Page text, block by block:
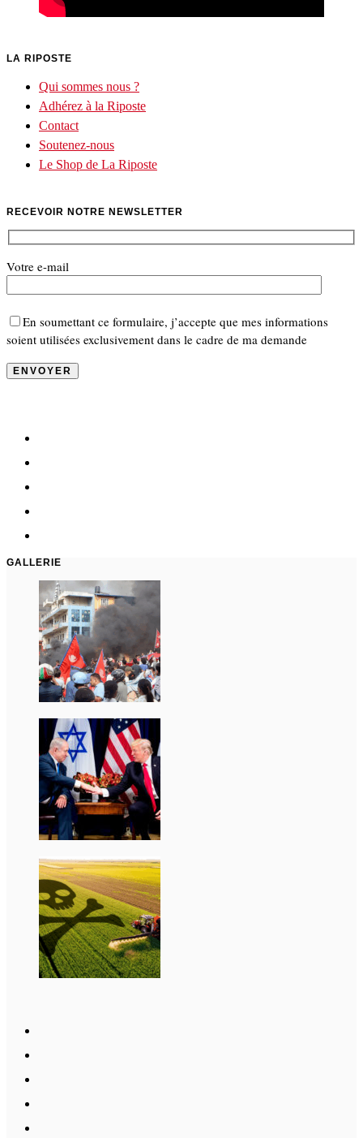
LA RIPOSTE
Qui sommes nous ?
Adhérez à la Riposte
Contact
Soutenez-nous
Le Shop de La Riposte
RECEVOIR NOTRE NEWSLETTER
Votre e-mail
En soumettant ce formulaire, j’accepte que mes informations
soient utilisées exclusivement dans le cadre de ma demande
GALLERIE